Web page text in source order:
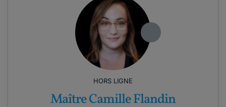
HORS LIGNE
Maître Camille Flandin